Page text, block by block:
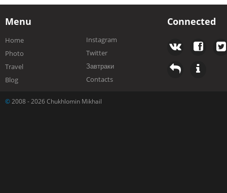
Menu
Home
Photo
Travel
Blog
Instagram
Twitter
Завтраки
Contacts
Connected
© 2008 - 2026 Chukhlomin Mikhail